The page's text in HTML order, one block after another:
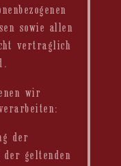
sowie allen
vertraglich
wir
der
der geltenden